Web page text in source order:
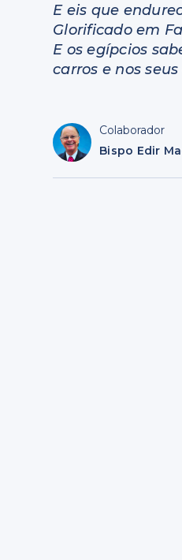
E eis que
Glorificado em
E os egípcios
carros e nos seus
Colaborador
Bispo Edir